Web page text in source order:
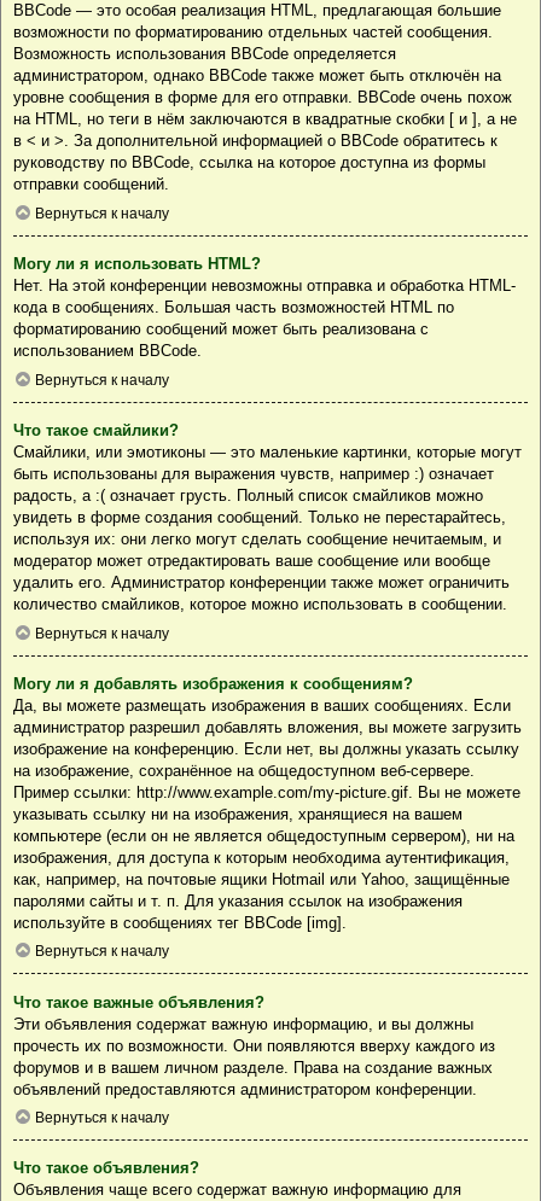
BBCode — это особая реализация HTML, предлагающая большие
возможности по форматированию отдельных частей сообщения.
Возможность использования BBCode определяется
администратором, однако BBCode также может быть отключён на
уровне сообщения в форме для его отправки. BBCode очень похож
на HTML, но теги в нём заключаются в квадратные скобки [ и ], а не
в < и >. За дополнительной информацией о BBCode обратитесь к
руководству по BBCode, ссылка на которое доступна из формы
отправки сообщений.
Вернуться к началу
Могу ли я использовать HTML?
Нет. На этой конференции невозможны отправка и обработка HTML-
кода в сообщениях. Большая часть возможностей HTML по
форматированию сообщений может быть реализована с
использованием BBCode.
Вернуться к началу
Что такое смайлики?
Смайлики, или эмотиконы — это маленькие картинки, которые могут
быть использованы для выражения чувств, например :) означает
радость, а :( означает грусть. Полный список смайликов можно
увидеть в форме создания сообщений. Только не перестарайтесь,
используя их: они легко могут сделать сообщение нечитаемым, и
модератор может отредактировать ваше сообщение или вообще
удалить его. Администратор конференции также может ограничить
количество смайликов, которое можно использовать в сообщении.
Вернуться к началу
Могу ли я добавлять изображения к сообщениям?
Да, вы можете размещать изображения в ваших сообщениях. Если
администратор разрешил добавлять вложения, вы можете загрузить
изображение на конференцию. Если нет, вы должны указать ссылку
на изображение, сохранённое на общедоступном веб-сервере.
Пример ссылки: http://www.example.com/my-picture.gif. Вы не можете
указывать ссылку ни на изображения, хранящиеся на вашем
компьютере (если он не является общедоступным сервером), ни на
изображения, для доступа к которым необходима аутентификация,
как, например, на почтовые ящики Hotmail или Yahoo, защищённые
паролями сайты и т. п. Для указания ссылок на изображения
используйте в сообщениях тег BBCode [img].
Вернуться к началу
Что такое важные объявления?
Эти объявления содержат важную информацию, и вы должны
прочесть их по возможности. Они появляются вверху каждого из
форумов и в вашем личном разделе. Права на создание важных
объявлений предоставляются администратором конференции.
Вернуться к началу
Что такое объявления?
Объявления чаще всего содержат важную информацию для